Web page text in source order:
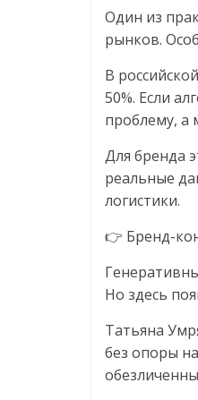
знать
как
меняет
жизнь
людей
обсудить
эти
изменения
Один из
рынков.
В
50%. Если
проблему, а
Для бренда
реальные
логистики.
👉 Бренд-
Но здесь
Татьяна
без опоры